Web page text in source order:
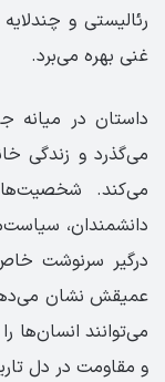
رئالیستی و
غنی بهره می‌برد.
داستان در میانه
می‌گذرد و زندگی
می‌کند.
دانشمندان،
درگیر سرنوشت
عمیقش نشان
می‌توانند انسان‌ها
و مقاومت در دل